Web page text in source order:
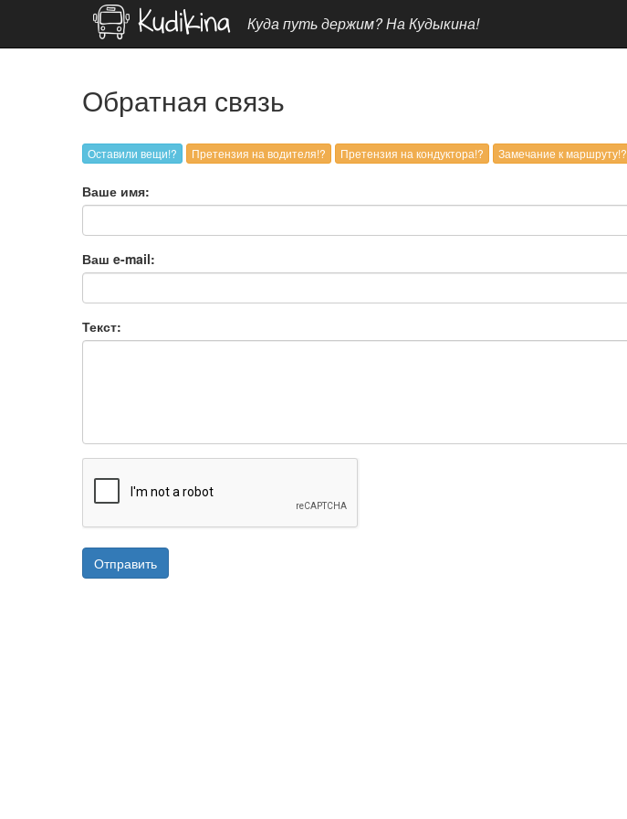
Куда путь держим? На Кудыкина!
Обратная связь
Ваше имя:
Ваш e-mail:
Текст: